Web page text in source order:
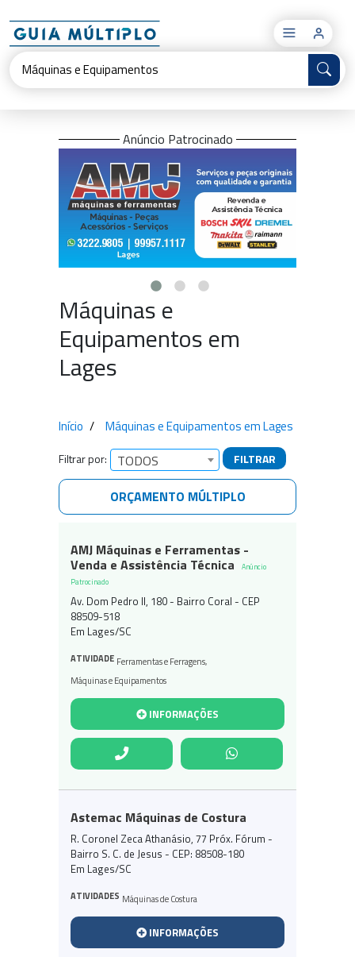
×
Anúncio Patrocinado
Máquinas e
Equipamentos em
Lages
Início Máquinas e Equipamentos em Lages
Filtrar por: TODOS FILTRAR
ORÇAMENTO MÚLTIPLO
AMJ Máquinas e Ferramentas -
Venda e Assistência Técnica
Anúncio
Patrocinado
Av. Dom Pedro II, 180 - Bairro Coral - CEP
88509-518
Em Lages/SC
ATIVIDADE Ferramentas e Ferragens,
Máquinas e Equipamentos
INFORMAÇÕES
Astemac Máquinas de Costura
R. Coronel Zeca Athanásio, 77 Próx. Fórum -
Bairro S. C. de Jesus - CEP: 88508-180
Em Lages/SC
ATIVIDADES Máquinas de Costura
INFORMAÇÕES